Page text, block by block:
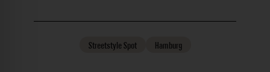
StreetstyleSpot Hamburg